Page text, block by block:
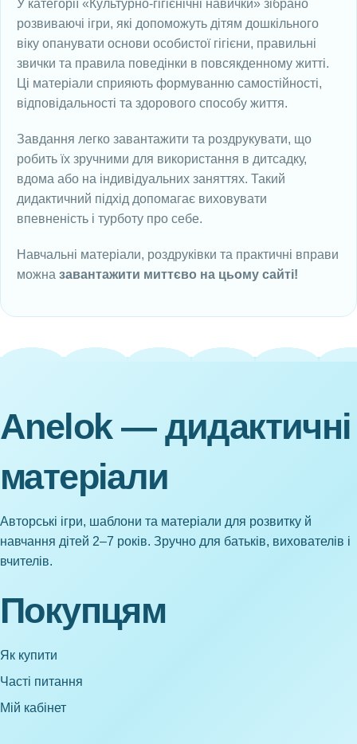
У категорії «Культурно-гігієнічні навички» зібрано
розвиваючі ігри, які допоможуть дітям дошкільного
віку опанувати основи особистої гігієни, правильні
звички та правила поведінки в повсякденному житті.
Ці матеріали сприяють формуванню самостійності,
відповідальності та здорового способу життя.
Завдання легко завантажити та роздрукувати, що
робить їх зручними для використання в дитсадку,
вдома або на індивідуальних заняттях. Такий
дидактичний підхід допомагає виховувати
впевненість і турботу про себе.
Навчальні матеріали, роздруківки та практичні вправи
можна завантажити миттєво на цьому сайті!
Anelok — дидактичні
матеріали
Авторські ігри, шаблони та матеріали для розвитку й
навчання дітей 2–7 років. Зручно для батьків, вихователів і
вчителів.
Покупцям
Як купити
Часті питання
Мій кабінет